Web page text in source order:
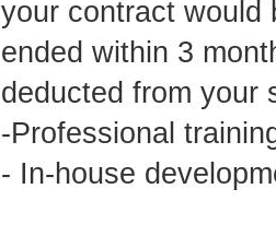
your contract would
ended within 3
deducted from your
-Professional
- In-house